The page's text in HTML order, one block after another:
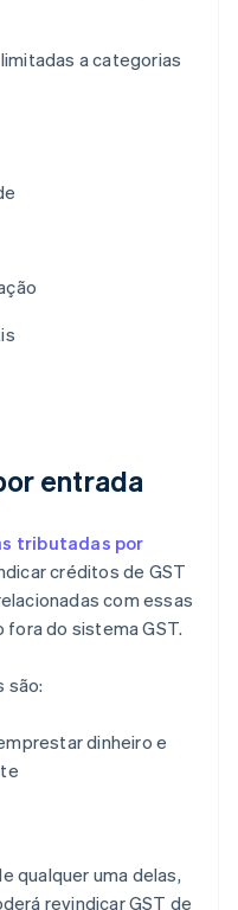
a categorias
entrada
tributadas por
créditos de GST
com essas
do sistema GST.
são:
dinheiro e
qualquer uma delas,
revindicar GST de